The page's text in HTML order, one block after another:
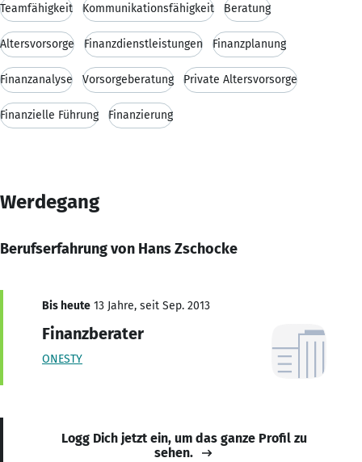
Teamfähigkeit Kommunikationsfähigkeit Beratung
Altersvorsorge Finanzdienstleistungen Finanzplanung
Finanzanalyse Vorsorgeberatung Private Altersvorsorge
Finanzielle Führung Finanzierung
Werdegang
Berufserfahrung von Hans Zschocke
Bis heute 13 Jahre, seit Sep. 2013
Finanzberater
ONESTY
Logg Dich jetzt ein, um das ganze Profil zu
sehen.